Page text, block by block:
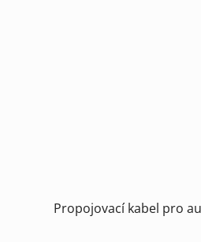
Propojovací kabel pro